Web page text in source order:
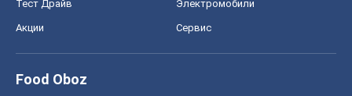
Тест Драйв Электромобили
Акции Сервис
Food Oboz